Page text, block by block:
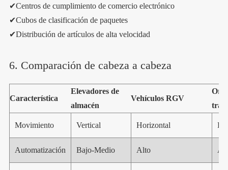
✔Centros de cumplimiento de comercio electrónico
✔Cubos de clasificación de paquetes
✔Distribución de artículos de alta velocidad
6. Comparación de cabeza a cabeza
Característica
Elevadores de
almacén
Vehículos RGV
Movimiento Vertical Horizontal
Automatización Bajo-Medio Alto